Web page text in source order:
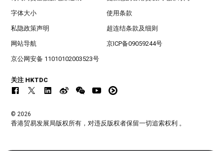
字体大小 使用条款
私隐政策声明 超连结条款及细则
网站导航 京ICP备09059244号
京公网安备 11010102003523号
关注 HKTDC
© 2026
香港贸易发展局版权所有，对违反版权者保留一切追索权利 。